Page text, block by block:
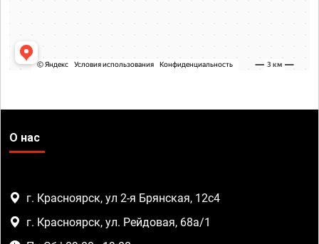
О нас
г. Красноярск, ул 2-я Брянская, 12с4
г. Красноярск, ул. Рейдовая, 68а/1